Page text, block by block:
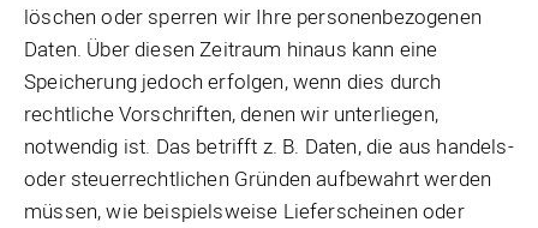
löschen oder sperren wir Ihre personenbezogenen
Daten. Über diesen Zeitraum hinaus kann eine
Speicherung jedoch erfolgen, wenn dies durch
rechtliche Vorschriften, denen wir unterliegen,
notwendig ist. Das betrifft z. B. Daten, die aus handels-
oder steuerrechtlichen Gründen aufbewahrt werden
müssen, wie beispielsweise Lieferscheinen oder